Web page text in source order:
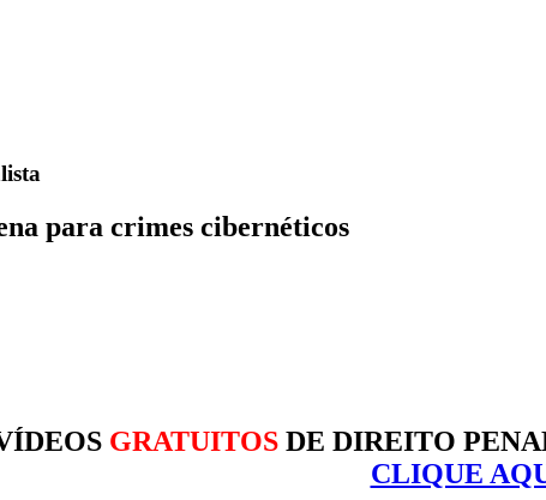
para crimes cibernéticos
GRATUITOS DE DIREITO
CLIQUE